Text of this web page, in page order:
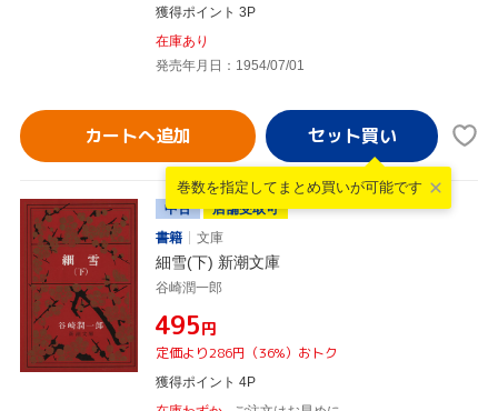
獲得ポイント 3P
在庫あり
発売年月日：1954/07/01
カートへ追加
巻数を指定して まとめ買いが可能です
中古
店舗受取可
書籍
文庫
細雪(下) 新潮文庫
谷崎潤一郎
¥495円
定価より286円（36%）おトク
獲得ポイント 4P